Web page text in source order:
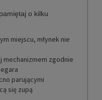
o kilku
miejscu, młynek nie
mechanizmem zgodnie
parującymi
się zupą